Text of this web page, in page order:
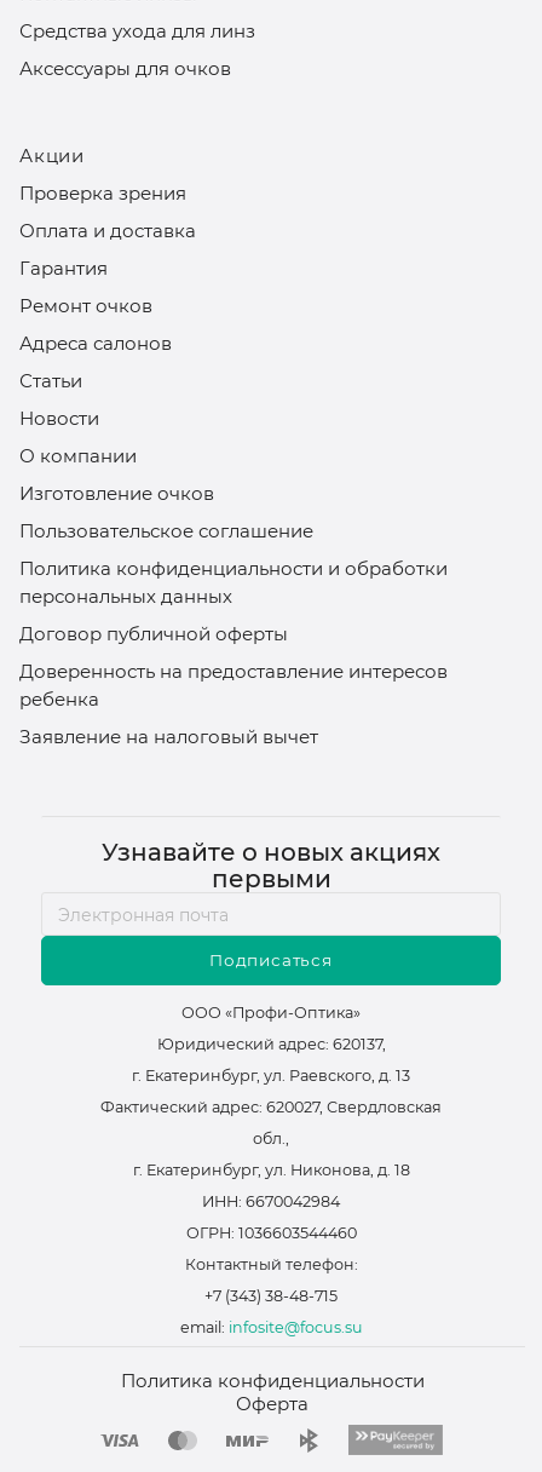
Средства ухода для линз
Аксессуары для очков
Акции
Проверка зрения
Оплата и доставка
Гарантия
Ремонт очков
Адреса салонов
Статьи
Новости
О компании
Изготовление очков
Пользовательское соглашение
Политика конфиденциальности и обработки
персональных данных
Договор публичной оферты
Доверенность на предоставление интересов
ребенка
Заявление на налоговый вычет
Узнавайте о новых акциях
первыми
Подписаться
ООО «Профи-Оптика»
Юридический адрес: 620137,
г. Екатеринбург, ул. Раевского, д. 13
Фактический адрес: 620027, Свердловская
обл.,
г. Екатеринбург, ул. Никонова, д. 18
ИНН: 6670042984
ОГРН: 1036603544460
Контактный телефон:
+7 (343) 38-48-715
email: infosite@focus.su
Политика конфиденциальности
Оферта